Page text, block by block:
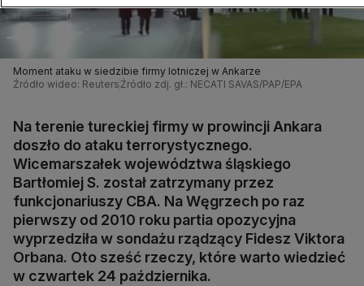
Moment ataku w siedzibie firmy lotniczej w Ankarze
Źródło wideo: Reuters Źródło zdj. gł.: NECATI SAVAS/PAP/EPA
Na terenie tureckiej firmy w prowincji Ankara
doszło do ataku terrorystycznego.
Wicemarszałek województwa śląskiego
Bartłomiej S. został zatrzymany przez
funkcjonariuszy CBA. Na Węgrzech po raz
pierwszy od 2010 roku partia opozycyjna
wyprzedziła w sondażu rządzący Fidesz Viktora
Orbana. Oto sześć rzeczy, które warto wiedzieć
w czwartek 24 października.